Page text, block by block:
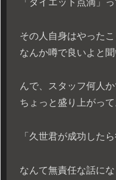
その人自身はやったこ
なんか噂で良いよと聞
んで、スタッフ何人
ちょっと盛り上がって
「久世君が成功した
なんて無責任な話にな